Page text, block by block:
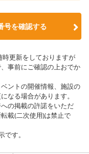
号を確認する
更新をしておりますが
事前にご確認の上おでか
ントの開催情報、施設の
なる場合があります。
の掲載の許諾をいただ
載(二次使用)は禁止で
す。